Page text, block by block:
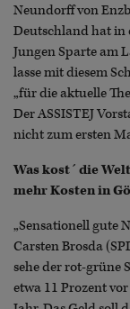
Neundorff von
Deutschland hat in
Jungen Sparte am
lasse mit diesem
„für die aktuelle
Der ASSISTEJ
nicht zum ersten
Was kost´ die
mehr Kosten in
„Sensationell gute
Carsten Brosda
sehe der rot-grüne
etwa 11 Prozent